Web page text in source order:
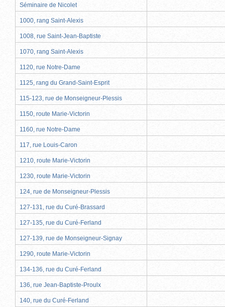
Séminaire de Nicolet
1000, rang Saint-Alexis
1008, rue Saint-Jean-Baptiste
1070, rang Saint-Alexis
1120, rue Notre-Dame
1125, rang du Grand-Saint-Esprit
115-123, rue de Monseigneur-Plessis
1150, route Marie-Victorin
1160, rue Notre-Dame
117, rue Louis-Caron
1210, route Marie-Victorin
1230, route Marie-Victorin
124, rue de Monseigneur-Plessis
127-131, rue du Curé-Brassard
127-135, rue du Curé-Ferland
127-139, rue de Monseigneur-Signay
1290, route Marie-Victorin
134-136, rue du Curé-Ferland
136, rue Jean-Baptiste-Proulx
140, rue du Curé-Ferland